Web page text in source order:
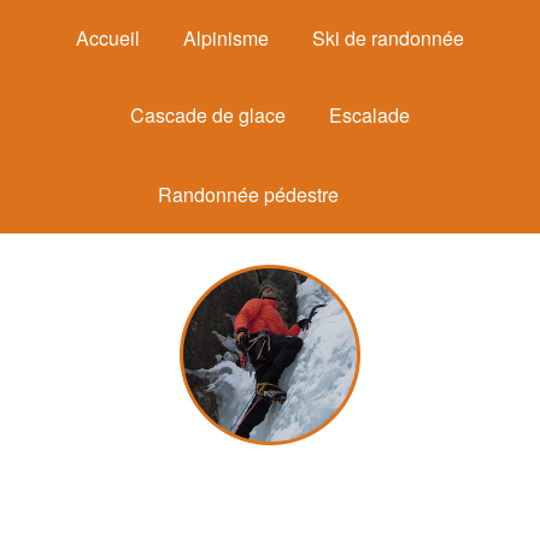
Accueil Alpinisme Ski de randonnée
Cascade de glace Escalade
Randonnée pédestre